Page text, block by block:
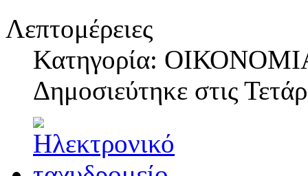
Λεπτομέρειες
Κατηγορία:
Δημοσιεύτηκε στις